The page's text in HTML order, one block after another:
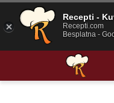
Recepti -
Recepti.com
Besplatna -